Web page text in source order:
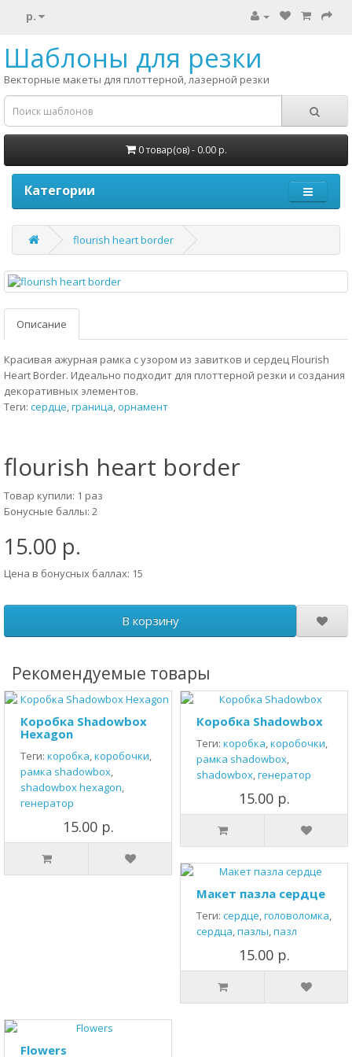
р.
Шаблоны для резки
Векторные макеты для плоттерной, лазерной резки
0 товар(ов) - 0.00 р.
Категории
flourish heart border
Описание
Красивая ажурная рамка с узором из завитков и сердец Flourish
Heart Border. Идеально подходит для плоттерной резки и создания
декоративных элементов.
Теги: сердце,граница,орнамент
flourish heart border
Товар купили: 1 раз
Бонусные баллы: 2
15.00 р.
Цена в бонусных баллах: 15
В корзину
Рекомендуемые товары
Коробка Shadowbox
Hexagon
Теги: коробка,коробочки,
рамка shadowbox,
shadowbox hexagon,
генератор
15.00 р.
Коробка Shadowbox
Теги: коробка,коробочки,
рамка shadowbox,
shadowbox,генератор
15.00 р.
Макет пазла сердце
Теги: сердце,головоломка,
сердца,пазлы,пазл
15.00 р.
Flowers